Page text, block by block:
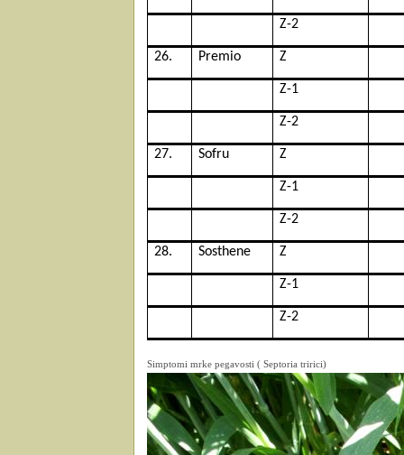
Z-2
26. Premio Z
Z-1
Z-2
27. Sofru Z
Z-1
Z-2
28. Sosthene Z
Z-1
Z-2
Simptomi mrke pegavosti ( Septoria tririci)